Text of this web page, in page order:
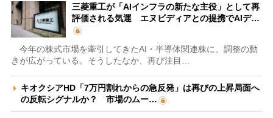
三菱重工が「AIインフラの新たな主役」として再
評価される気運 エヌビディアとの提携でAIデ…
今年の株式市場を牽引してきたAI・半導体関連株に、調整の動
きが広がっている。そうしたなか、再び注目…
キオクシアHD「7万円割れからの急反発」は再びの上昇局面へ
の反転シグナルか？ 市場のムー…